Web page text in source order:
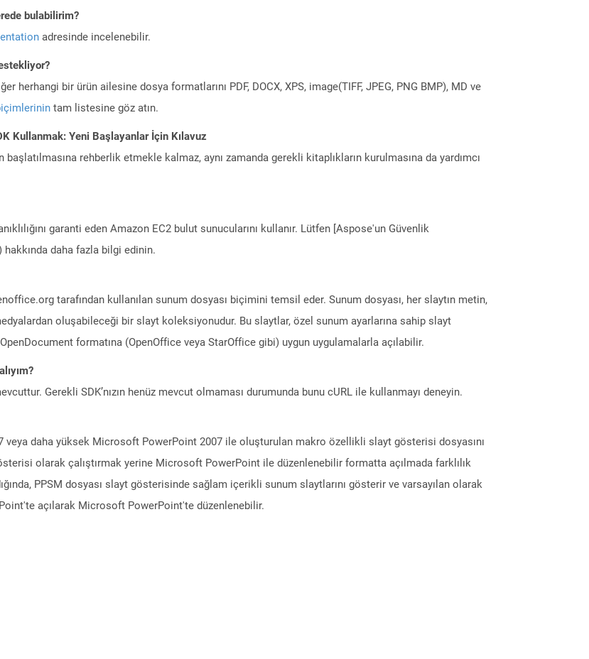
bulabilirim?
adresinde incelenebilir.
herhangi bir ürün ailesine dosya formatlarını PDF, DOCX, XPS, image(TIFF, JPEG, PNG BMP), MD ve
tam listesine göz atın.
Kullanmak: Yeni Başlayanlar İçin Kılavuz
başlatılmasına rehberlik etmekle kalmaz, aynı zamanda gerekli kitaplıkların kurulmasına da yardımcı
garanti eden Amazon EC2 bulut sunucularını kullanır. Lütfen [Aspose'un Güvenlik
daha fazla bilgi edinin.
tarafından kullanılan sunum dosyası biçimini temsil eder. Sunum dosyası, her slaytın metin,
oluşabileceği bir slayt koleksiyonudur. Bu slaytlar, özel sunum ayarlarına sahip slayt
formatına (OpenOffice veya StarOffice gibi) uygun uygulamalarla açılabilir.
Gerekli SDK’nızın henüz mevcut olmaması durumunda bunu cURL ile kullanmayı deneyin.
veya daha yüksek Microsoft PowerPoint 2007 ile oluşturulan makro özellikli slayt gösterisi dosyasını
olarak çalıştırmak yerine Microsoft PowerPoint ile düzenlenebilir formatta açılmada farklılık
PPSM dosyası slayt gösterisinde sağlam içerikli sunum slaytlarını gösterir ve varsayılan olarak
açılarak Microsoft PowerPoint'te düzenlenebilir.